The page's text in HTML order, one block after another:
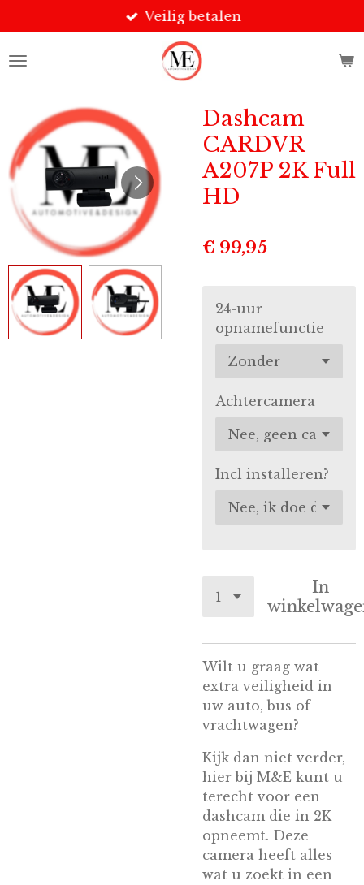
direct
naar
Veilig betalen
Dashcam
CARDVR
A207P 2K Full
HD
€ 99,95
24-uur
opnamefunctie
Achtercamera
Incl installeren?
In
Wilt u graag wat
extra veiligheid in
uw auto, bus of
vrachtwagen?
Kijk dan niet verder,
hier bij M&E kunt u
terecht voor een
dashcam die in 2K
opneemt. Deze
camera heeft alles
wat u zoekt in een